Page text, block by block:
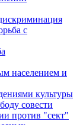
с
населением и
культуры
совести
против "сект"